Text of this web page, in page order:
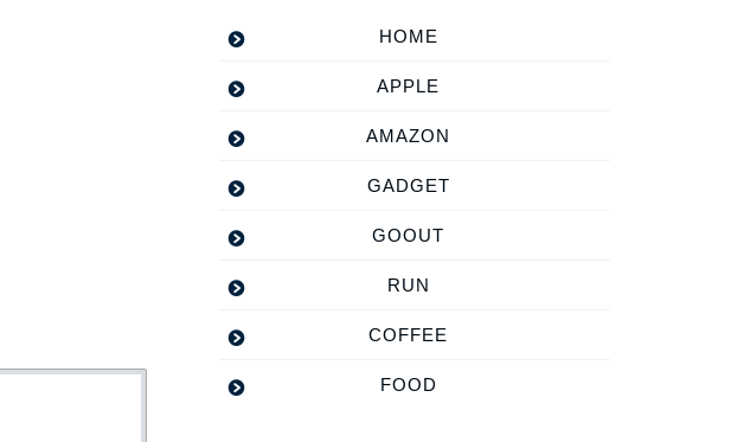
HOME
APPLE
AMAZON
GADGET
GOOUT
RUN
COFFEE
FOOD